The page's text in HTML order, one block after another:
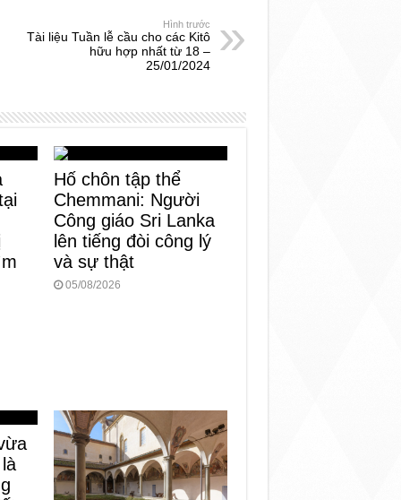
Hình trước
Tài liệu Tuần lễ cầu cho các Kitô
hữu hợp nhất từ 18 –
25/01/2024
Hố chôn tập thể
Chemmani: Người
Công giáo Sri Lanka
lên tiếng đòi công lý
và sự thật
05/08/2026